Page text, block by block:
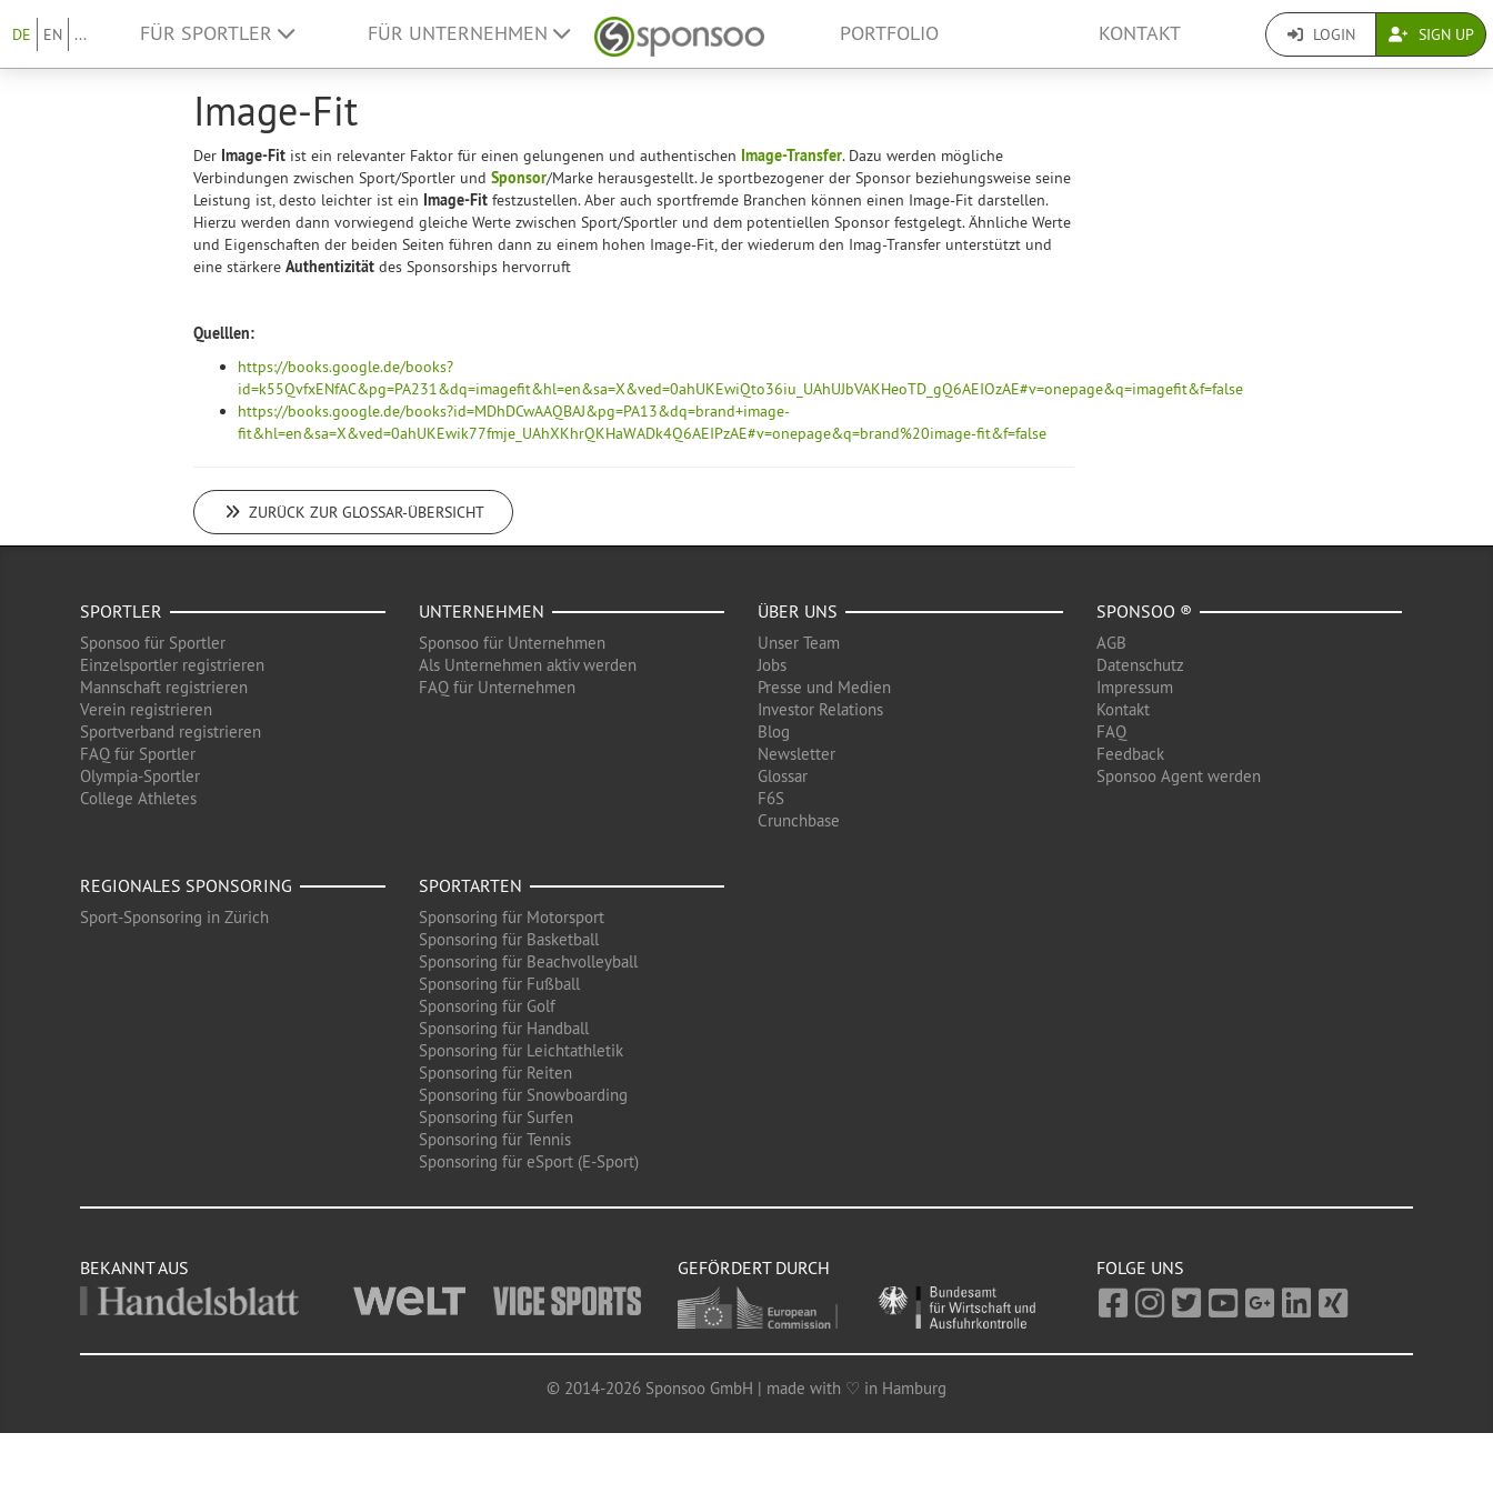
DE EN ... FÜR SPORTLER FÜR UNTERNEHMEN PORTFOLIO KONTAKT LOGIN SIGN UP
Image-Fit
Der Image-Fitist ein relevanter Faktor für einen gelungenen und authentischen Image-Transfer. Dazu werden mögliche
Verbindungen zwischen Sport/Sportler und Sponsor/Marke herausgestellt. Je sportbezogener der Sponsor beziehungsweise seine
Leistung ist, desto leichter ist ein Image-Fitfestzustellen. Aber auch sportfremde Branchen können einen Image-Fit darstellen.
Hierzu werden dann vorwiegend gleiche Werte zwischen Sport/Sportler und dem potentiellen Sponsor festgelegt. Ähnliche Werte
und Eigenschaften der beiden Seiten führen dann zu einem hohen Image-Fit, der wiederum den Imag-Transfer unterstützt und
eine stärkere Authentizität des Sponsorships hervorruft
Quelllen:
https://books.google.de/books?
id=k55QvfxENfAC&pg=PA231&dq=imagefit&hl=en&sa=X&ved=0ahUKEwiQto36iu_UAhUJbVAKHeoTD_gQ6AEIOzAE#v=onepage&q=imagefit&f=false
https://books.google.de/books?id=MDhDCwAAQBAJ&pg=PA13&dq=brand+image-
fit&hl=en&sa=X&ved=0ahUKEwik77fmje_UAhXKhrQKHaWADk4Q6AEIPzAE#v=onepage&q=brand%20image-fit&f=false
ZURÜCK ZUR GLOSSAR-ÜBERSICHT
SPORTLER
Sponsoo für Sportler
Einzelsportler registrieren
Mannschaft registrieren
Verein registrieren
Sportverband registrieren
FAQ für Sportler
Olympia-Sportler
College Athletes
UNTERNEHMEN
Sponsoo für Unternehmen
Als Unternehmen aktiv werden
FAQ für Unternehmen
ÜBER UNS
Unser Team
Jobs
Presse und Medien
Investor Relations
Blog
Newsletter
Glossar
F6S
Crunchbase
SPONSOO ®
AGB
Datenschutz
Impressum
Kontakt
FAQ
Feedback
Sponsoo Agent werden
REGIONALES SPONSORING
Sport-Sponsoring in Zürich
SPORTARTEN
Sponsoring für Motorsport
Sponsoring für Basketball
Sponsoring für Beachvolleyball
Sponsoring für Fußball
Sponsoring für Golf
Sponsoring für Handball
Sponsoring für Leichtathletik
Sponsoring für Reiten
Sponsoring für Snowboarding
Sponsoring für Surfen
Sponsoring für Tennis
Sponsoring für eSport (E-Sport)
BEKANNT AUS GEFÖRDERT DURCH FOLGE UNS
© 2014-2026 Sponsoo GmbH | made with ♡ in Hamburg